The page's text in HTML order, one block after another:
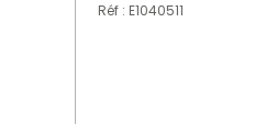
Réf : E1040511